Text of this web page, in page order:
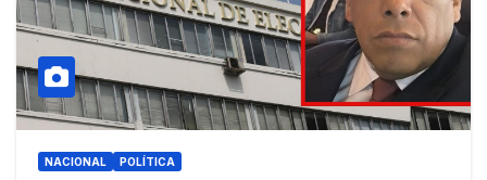
NACIONAL POLÍTICA